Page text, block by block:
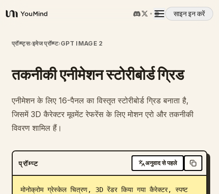
YouMind
साइन इन करें
अवलोकन
उपयोग के मामले
कौशल
मूल्य निर्धारण
प्रॉम्प्ट्स›इमेज प्रॉम्प्ट›GPT IMAGE 2
तकनीकी एनीमेशन स्टोरीबोर्ड ग्रिड
एनीमेशन के लिए 16-पैनल का विस्तृत स्टोरीबोर्ड ग्रिड बनाता है,
जिसमें 3D कैरेक्टर मूवमेंट रेफरेंस के लिए मोशन एरो और तकनीकी
विवरण शामिल हैं।
प्रॉम्प्ट अनुवाद से पहले
मोनोक्रोम ग्रेस्केल चित्रण, 3D रेंडर किया गया कैरेक्टर, स्पष्ट